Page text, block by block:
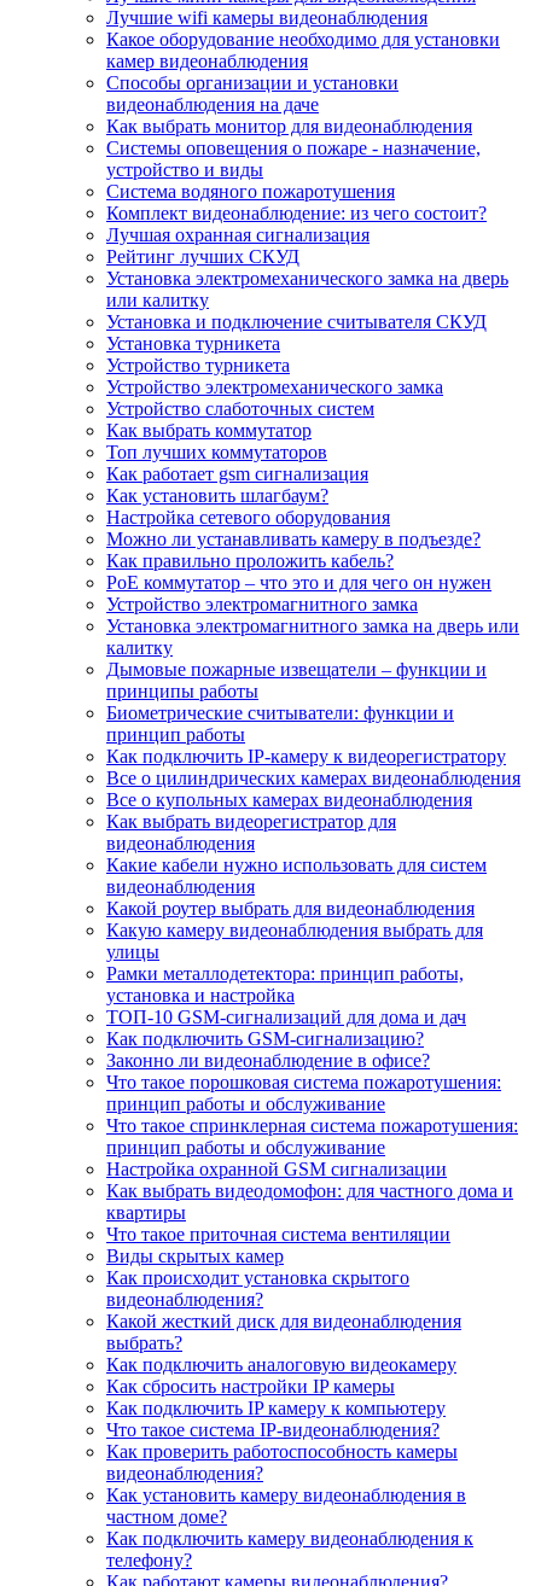
Лучшие wifi камеры видеонаблюдения
Какое оборудование необходимо для установки
камер видеонаблюдения
Способы организации и установки
видеонаблюдения на даче
Как выбрать монитор для видеонаблюдения
Системы оповещения о пожаре - назначение,
устройство и виды
Система водяного пожаротушения
Комплект видеонаблюдение: из чего состоит?
Лучшая охранная сигнализация
Рейтинг лучших СКУД
Установка электромеханического замка на дверь
или калитку
Установка и подключение считывателя СКУД
Установка турникета
Устройство турникета
Устройство электромеханического замка
Устройство слаботочных систем
Как выбрать коммутатор
Топ лучших коммутаторов
Как работает gsm сигнализация
Как установить шлагбаум?
Настройка сетевого оборудования
Можно ли устанавливать камеру в подъезде?
Как правильно проложить кабель?
PoE коммутатор – что это и для чего он нужен
Устройство электромагнитного замка
Установка электромагнитного замка на дверь или
калитку
Дымовые пожарные извещатели – функции и
принципы работы
Биометрические считыватели: функции и
принцип работы
Как подключить IP-камеру к видеорегистратору
Все о цилиндрических камерах видеонаблюдения
Все о купольных камерах видеонаблюдения
Как выбрать видеорегистратор для
видеонаблюдения
Какие кабели нужно использовать для систем
видеонаблюдения
Какой роутер выбрать для видеонаблюдения
Какую камеру видеонаблюдения выбрать для
улицы
Рамки металлодетектора: принцип работы,
установка и настройка
ТОП-10 GSM-сигнализаций для дома и дач
Как подключить GSM-сигнализацию?
Законно ли видеонаблюдение в офисе?
Что такое порошковая система пожаротушения:
принцип работы и обслуживание
Что такое спринклерная система пожаротушения:
принцип работы и обслуживание
Настройка охранной GSM сигнализации
Как выбрать видеодомофон: для частного дома и
квартиры
Что такое приточная система вентиляции
Виды скрытых камер
Как происходит установка скрытого
видеонаблюдения?
Какой жесткий диск для видеонаблюдения
выбрать?
Как подключить аналоговую видеокамеру
Как сбросить настройки IP камеры
Как подключить IP камеру к компьютеру
Что такое система IP-видеонаблюдения?
Как проверить работоспособность камеры
видеонаблюдения?
Как установить камеру видеонаблюдения в
частном доме?
Как подключить камеру видеонаблюдения к
телефону?
Как работают камеры видеонаблюдения?